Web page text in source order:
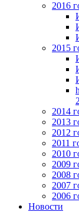
2016
2015
2014
2013
2012
2011
2010
2009
2008
2007
2006
Новости